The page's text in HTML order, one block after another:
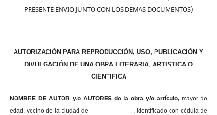
PRESENTE ENVIO JUNTO CON LOS DEMAS DOCUMENTOS)
AUTORIZACIÓN PARA REPRODUCCIÓN, USO, PUBLICACIÓN Y
DIVULGACIÓN DE UNA OBRA LITERARIA, ARTISTICA O
CIENTIFICA
NOMBRE DE AUTOR y/o AUTORES de la obra y/o artículo, mayor de
edad, vecino de la ciudad de , identificado con cédula de